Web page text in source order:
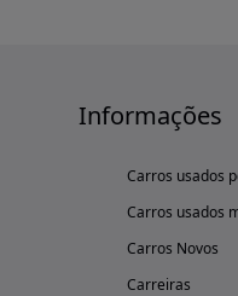
Informações
Carros usados
Carros usados
Carros Novos
Carreiras